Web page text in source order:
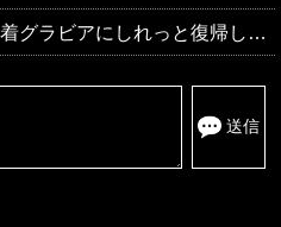
しれっと復帰してしまうｗｗｗｗｗｗｗ
送信